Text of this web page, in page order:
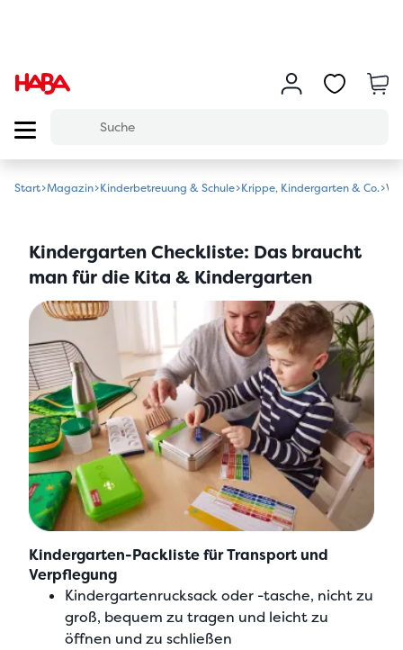
Start Magazin Kinderbetreuung & Schule Krippe, Kindergarten & Co.
Kindergarten Checkliste: Das braucht
man für die Kita & Kindergarten
Kindergarten-Packliste für Transport und
Verpflegung
Kindergartenrucksack oder -tasche, nicht zu
groß, bequem zu tragen und leicht zu
öffnen und zu schließen